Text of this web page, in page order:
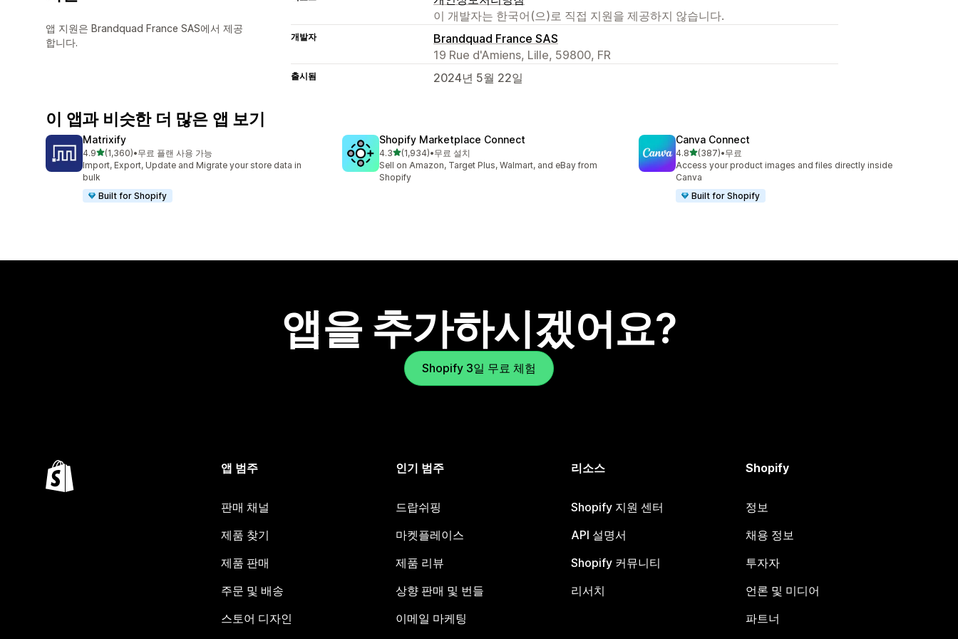
앱 지원은 Brandquad France SAS에서 제공
합니다.
이 개발자는 한국어(으)로 직접 지원을 제공하지 않습니다.
개발자
Brandquad France SAS
19 Rue d'Amiens, Lille, 59800, FR
출시됨 2024년 5월 22일
이 앱과 비슷한 더 많은 앱 보기
Matrixify
4.9별 5개 중
(1,360)
총 리뷰 1360개
•무료 플랜 사용 가능
Import, Export, Update and Migrate your store data in
bulk
Built for Shopify
Shopify Marketplace Connect
4.3별 5개 중
(1,934)
총 리뷰 1934개
•무료 설치
Sell on Amazon, Target Plus, Walmart, and eBay from
Shopify
Canva Connect
4.8별 5개 중
(387)
총 리뷰 387개
•무료
Access your product images and files directly inside
Canva
Built for Shopify
앱을 추가하시겠어요?
Shopify 3일 무료 체험
앱 범주
판매 채널
제품 찾기
제품 판매
주문 및 배송
스토어 디자인
인기 범주
드랍쉬핑
마켓플레이스
제품 리뷰
상향 판매 및 번들
이메일 마케팅
리소스
Shopify 지원 센터
API 설명서
Shopify 커뮤니티
리서치
Shopify
정보
채용 정보
투자자
언론 및 미디어
파트너